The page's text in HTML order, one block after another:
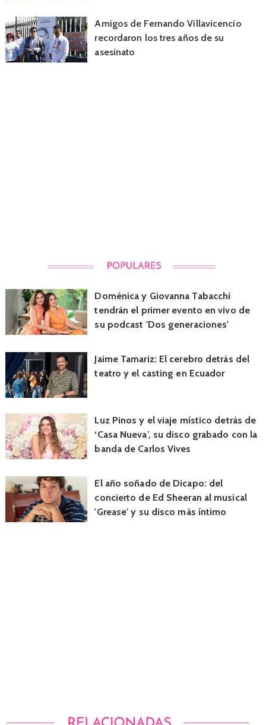
Amigos de Fernando Villavicencio
recordaron los tres años de su
asesinato
Doménica y Giovanna Tabacchi
tendrán el primer evento en vivo de
su podcast 'Dos generaciones'
Jaime Tamariz: El cerebro detrás del
teatro y el casting en Ecuador
Luz Pinos y el viaje místico detrás de
‘Casa Nueva’, su disco grabado con la
banda de Carlos Vives
El año soñado de Dicapo: del
concierto de Ed Sheeran al musical
'Grease' y su disco más íntimo